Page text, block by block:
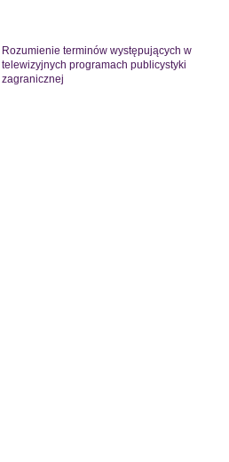
Rozumienie terminów występujących w
telewizyjnych programach publicystyki
zagranicznej